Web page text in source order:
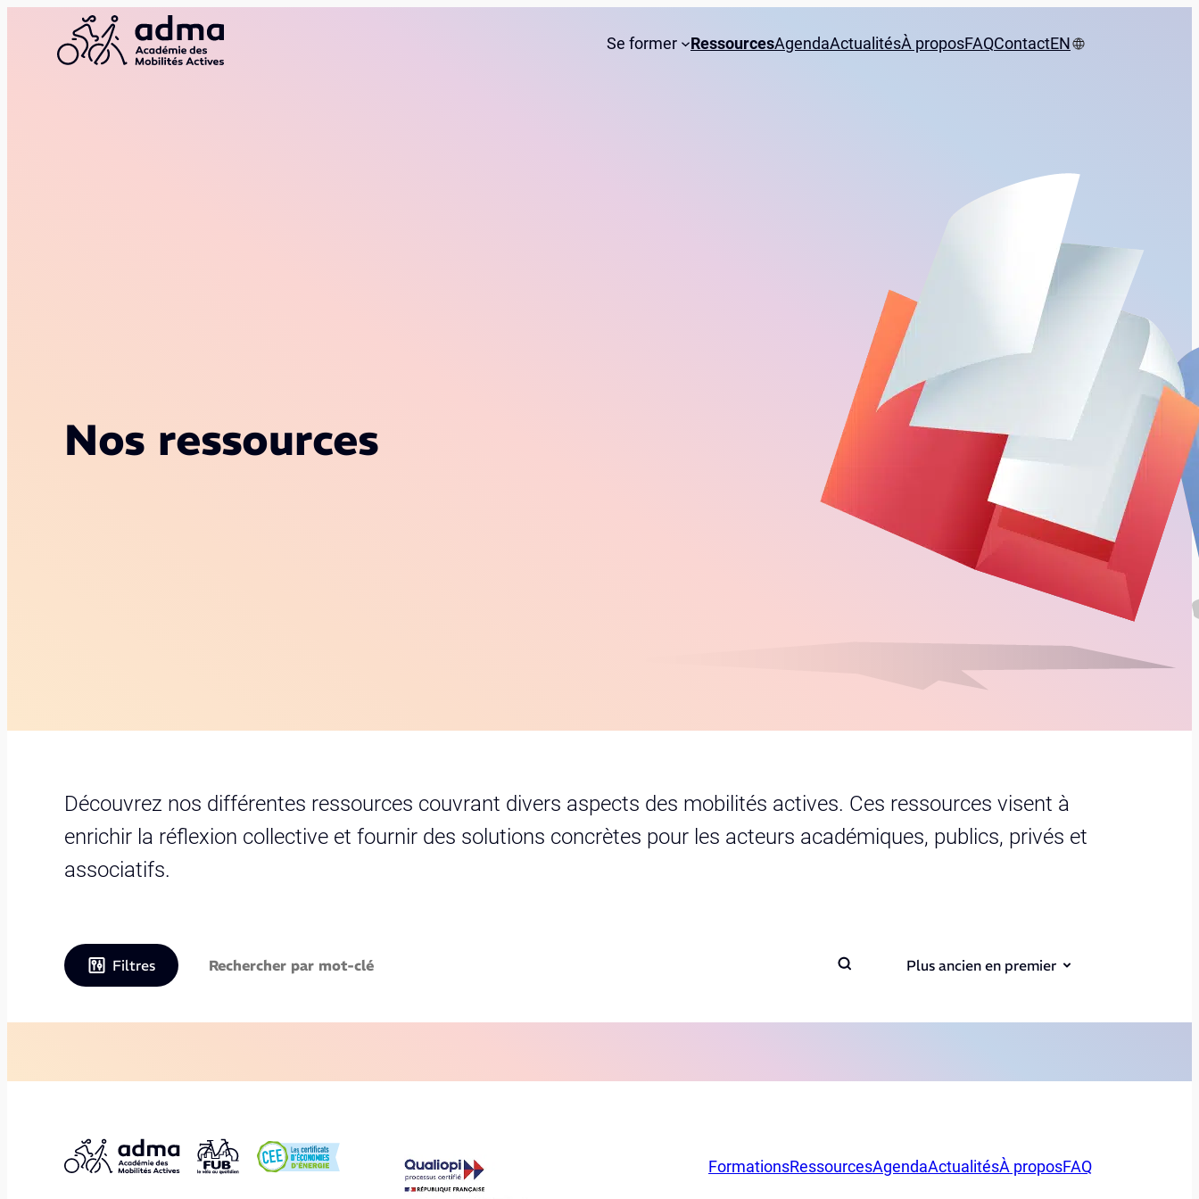
Se former RessourcesAgendaActualitésÀ proposFAQContactEN
Nos ressources
Découvrez nos différentes ressources couvrant divers aspects des mobilités actives. Ces ressources visent à
enrichir la réflexion collective et fournir des solutions concrètes pour les acteurs académiques, publics, privés et
associatifs.
Filtres Plus ancien en premier
FormationsRessourcesAgendaActualitésÀ proposFAQ